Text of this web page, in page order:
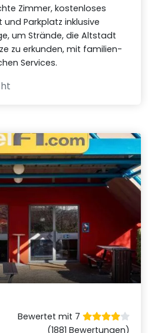
Zimmer, kostenloses
und Parkplatz inklusive
um Strände, die Altstadt
zu erkunden, mit familien-
Services.
Bewertet mit 7
(1881 Bewertungen)